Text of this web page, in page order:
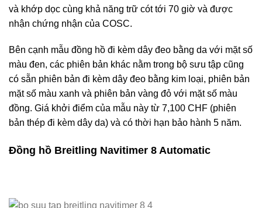
và khớp dọc cùng khả năng trữ cót tới 70 giờ và được
nhận chứng nhận của COSC.
Bên cạnh mẫu đồng hồ đi kèm dây đeo bằng da với mặt số
màu đen, các phiên bản khác nằm trong bộ sưu tập cũng
có sẵn phiên bản đi kèm dây đeo bằng kim loại, phiên bản
mặt số màu xanh và phiên bản vàng đỏ với mặt số màu
đồng. Giá khởi điểm của mẫu này từ 7,100 CHF (phiên
bản thép đi kèm dây da) và có thời hạn bảo hành 5 năm.
Đồng hồ Breitling Navitimer 8 Automatic